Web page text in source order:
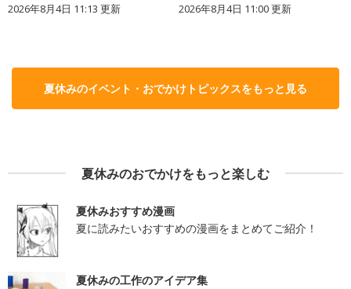
2026年8月4日 11:13 更新 2026年8月4日 11:00更新
夏休みのイベント・おでかけトピックスをもっと見る
夏休みのおでかけをもっと楽しむ
夏休みおすすめ漫画
夏に読みたいおすすめの漫画をまとめてご紹介！
夏休みの工作のアイデア集